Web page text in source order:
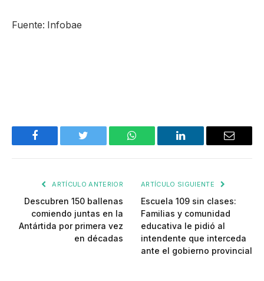
Fuente: Infobae
Facebook Twitter WhatsApp LinkedIn Email
ARTÍCULO ANTERIOR
Descubren 150 ballenas
comiendo juntas en la
Antártida por primera vez
en décadas
ARTÍCULO SIGUIENTE
Escuela 109 sin clases:
Familias y comunidad
educativa le pidió al
intendente que interceda
ante el gobierno provincial